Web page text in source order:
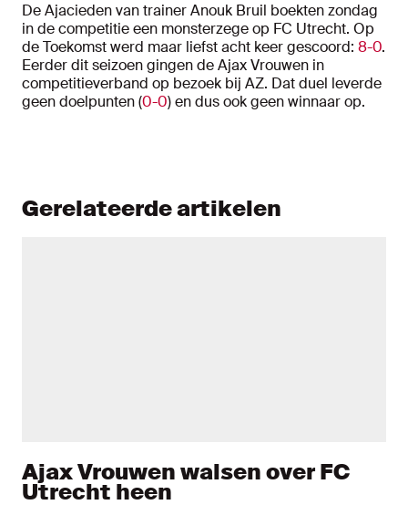
De Ajacieden van trainer Anouk Bruil boekten zondag
in de competitie een monsterzege op FC Utrecht. Op
de Toekomst werd maar liefst acht keer gescoord: 8-0.
Eerder dit seizoen gingen de Ajax Vrouwen in
competitieverband op bezoek bij AZ. Dat duel leverde
geen doelpunten (0-0) en dus ook geen winnaar op.
Gerelateerde artikelen
Ajax Vrouwen walsen over FC
Utrecht heen